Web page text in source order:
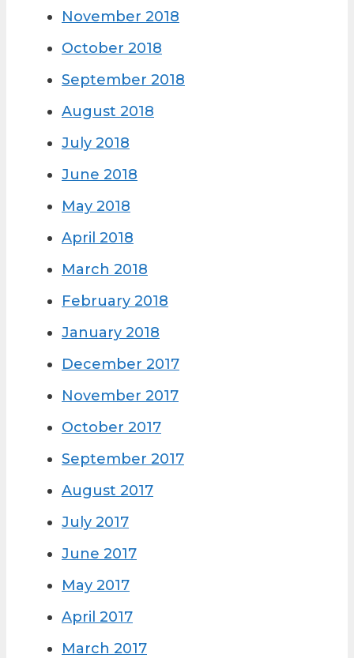
November 2018
October 2018
September 2018
August 2018
July 2018
June 2018
May 2018
April 2018
March 2018
February 2018
January 2018
December 2017
November 2017
October 2017
September 2017
August 2017
July 2017
June 2017
May 2017
April 2017
March 2017